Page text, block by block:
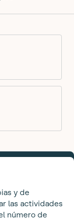
y de
las actividades
número de